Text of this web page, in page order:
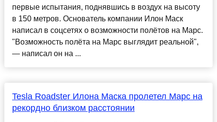
первые испытания, поднявшись в воздух на высоту
в 150 метров. Основатель компании Илон Маск
написал в соцсетях о возможности полётов на Марс.
"Возможность полёта на Марс выглядит реальной",
— написал он на ...
Tesla Roadster Илона Маска пролетел Марс на
рекордно близком расстоянии